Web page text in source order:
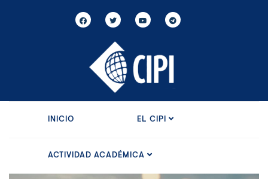
INICIO EL CIPI
ACTIVIDAD ACADÉMICA